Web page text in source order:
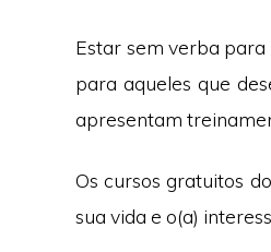
Estar sem verba
para aqueles que
apresentam
Os cursos gratuitos do
sua vida e o(a)